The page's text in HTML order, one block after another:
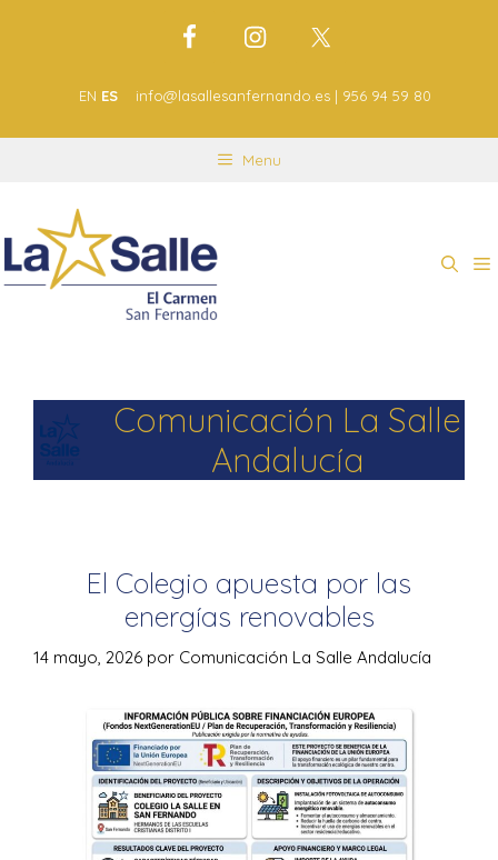
EN ES info@lasallesanfernando.es | 956 94 59 80
Menu
Comunicación La Salle
Andalucía
El Colegio apuesta por las
energías renovables
14 mayo, 2026 por Comunicación La Salle Andalucía